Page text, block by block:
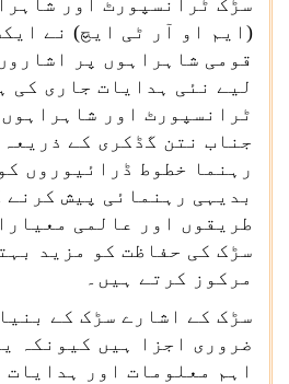
سڑک ٹرانسپورٹ اور
(ایم او آر ٹی ایچ) نے
قومی شاہراہوں پر
لیے نئی ہدایات جاری کی
ٹرانسپورٹ اور
جناب نتن گڈکری کے
رہنما خطوط ڈرائیوروں
بدیہی رہنمائی پیش
طریقوں اور عالمی
سڑک کی حفاظت کو مزید
مرکوز کرتے ہیں۔
سڑک کے اشارے سڑک کے
ضروری اجزا ہیں کیونکہ
اہم معلومات اور ہدایات